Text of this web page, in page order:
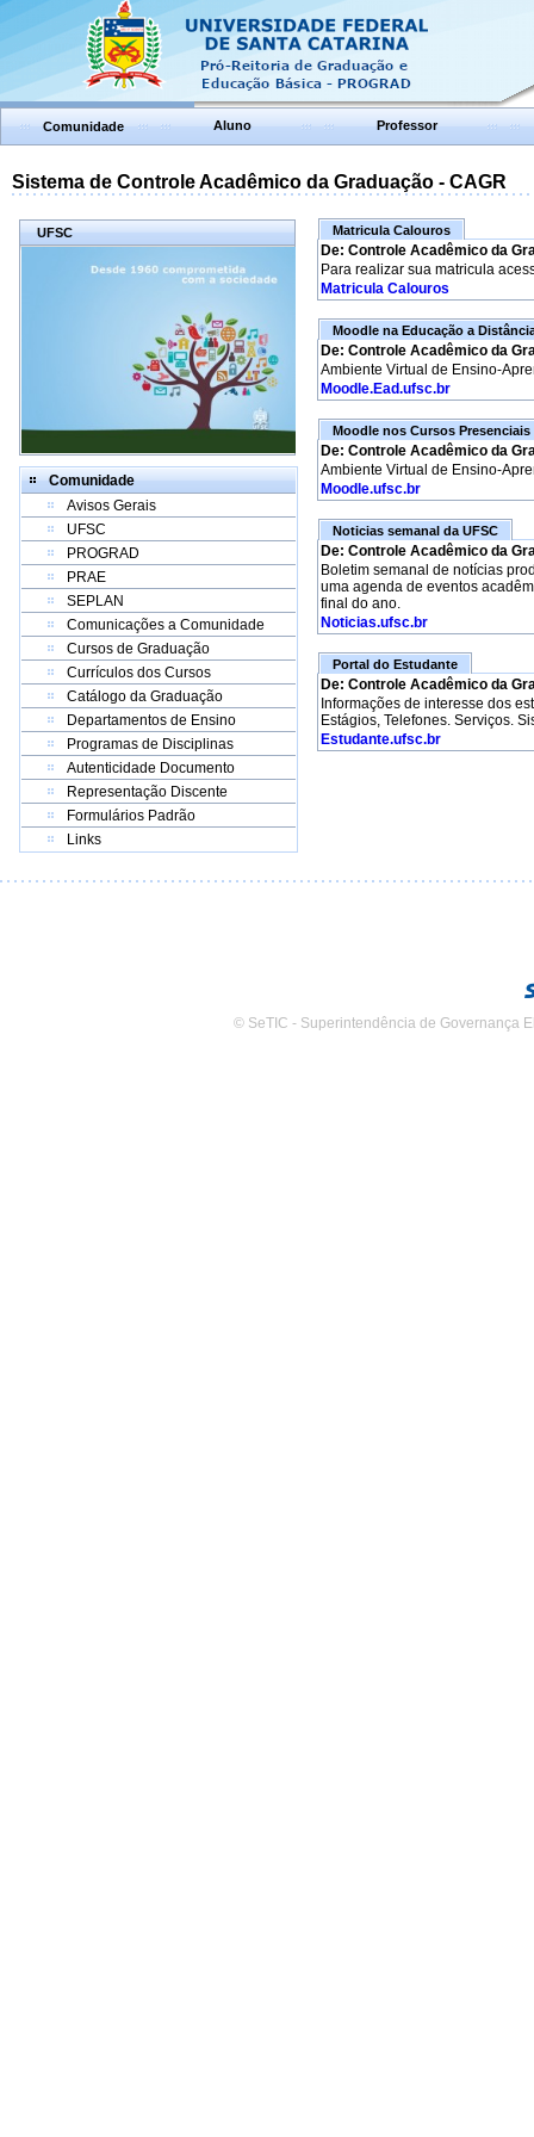
Comunidade Aluno Professor
Sistema de Controle Acadêmico da Graduação - CAGR
UFSC
Comunidade
Avisos Gerais
UFSC
PROGRAD
PRAE
SEPLAN
Comunicações a Comunidade
Cursos de Graduação
Currículos dos Cursos
Catálogo da Graduação
Departamentos de Ensino
Programas de Disciplinas
Autenticidade Documento
Representação Discente
Formulários Padrão
Links
Matricula Calouros
De: Controle Acadêmico da
Para realizar sua matricula
Matricula Calouros
Moodle na Educação a
De: Controle Acadêmico da
Ambiente Virtual de Ensino-
Moodle.Ead.ufsc.br
Moodle nos Cursos Presenciais
De: Controle Acadêmico da
Ambiente Virtual de Ensino-
Moodle.ufsc.br
Noticias semanal da UFSC
De: Controle Acadêmico da
Boletim semanal de notícias
uma agenda de eventos
final do ano.
Noticias.ufsc.br
Portal do Estudante
De: Controle Acadêmico da
Informações de interesse dos
Estágios, Telefones. Serviços.
Estudante.ufsc.br
© SeTIC - Superintendência de Governança